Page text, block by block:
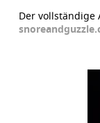
Der vollständige